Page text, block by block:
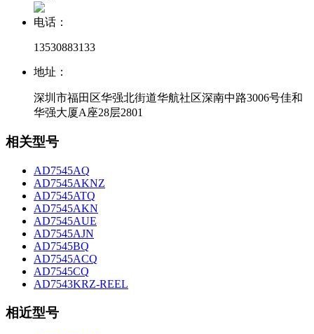
电话：
13530883133
地址：
深圳市福田区华强北街道华航社区深南中路3006号佳和
华强大厦A座28层2801
相关型号
AD7545AQ
AD7545AKNZ
AD7545ATQ
AD7545AKN
AD7545AUE
AD7545AJN
AD7545BQ
AD7545ACQ
AD7545CQ
AD7543KRZ-REEL
相近型号